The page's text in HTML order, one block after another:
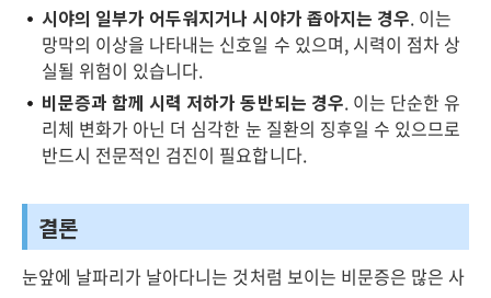
시야의 일부가 어두워지거나 시야가 좁아지는 경우. 이는
망막의 이상을 나타내는 신호일 수 있으며, 시력이 점차 상
실될 위험이 있습니다.
비문증과 함께 시력 저하가 동반되는 경우. 이는 단순한 유
리체 변화가 아닌 더 심각한 눈 질환의 징후일 수 있으므로
반드시 전문적인 검진이 필요합니다.
결론
눈앞에 날파리가 날아다니는 것처럼 보이는 비문증은 많은 사